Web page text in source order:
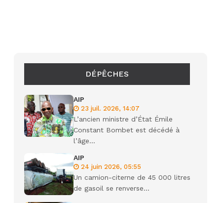
DÉPÊCHES
AIP
23 juil. 2026, 14:07
L’ancien ministre d’État Émile
Constant Bombet est décédé à
l’âge...
AIP
24 juin 2026, 05:55
Un camion-citerne de 45 000 litres
de gasoil se renverse...